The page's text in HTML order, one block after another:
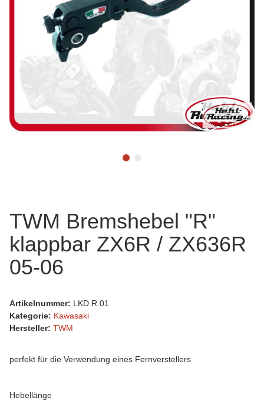
TWM Bremshebel "R"
klappbar ZX6R / ZX636R
05-06
Artikelnummer: LKD.R.01
Kategorie: Kawasaki
Hersteller: TWM
perfekt für die Verwendung eines Fernverstellers
Hebellänge